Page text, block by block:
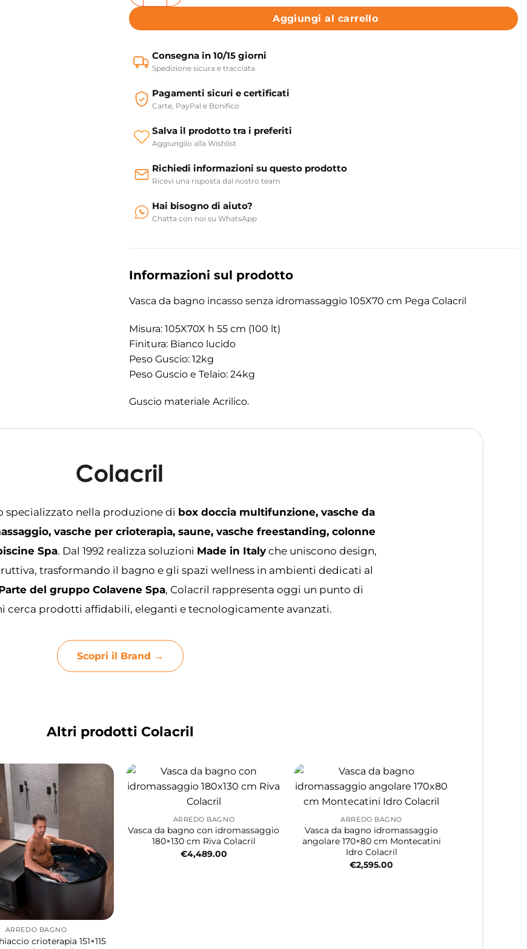
Aggiungi al carrello
Consegna in 10/15 giorni
Spedizione sicura e tracciata
Pagamenti sicuri e certificati
Carte, PayPal e Bonifico
Salva il prodotto tra i preferiti
Aggiungilo alla Wishlist
Richiedi informazioni su questo prodotto
Ricevi una risposta dal nostro team
Hai bisogno di aiuto?
Chatta con noi su WhatsApp
Informazioni sul prodotto
Vasca da bagno incasso senza idromassaggio 105X70 cm Pega Colacril
Misura: 105X70X h 55 cm (100 lt)
Finitura: Bianco lucido
Peso Guscio: 12kg
Peso Guscio e Telaio: 24kg
Guscio materiale Acrilico.
specializzato nella produzione di box doccia multifunzione, vasche da
vasche per crioterapia, saune, vasche freestanding, colonne
Spa. Dal 1992 realizza soluzioni Made in Italy che uniscono design,
trasformando il bagno e gli spazi wellness in ambienti dedicati al
del gruppo Colavene Spa, Colacril rappresenta oggi un punto di
cerca prodotti affidabili, eleganti e tecnologicamente avanzati.
Scopri il Brand →
Altri prodotti Colacril
ARREDO BAGNO
crioterapia 151×115
ARREDO BAGNO
Vasca da bagno con idromassaggio
180×130 cm Riva Colacril
€4,489.00
ARREDO BAGNO
Vasca da bagno idromassaggio
angolare 170×80 cm Montecatini
Idro Colacril
€2,595.00